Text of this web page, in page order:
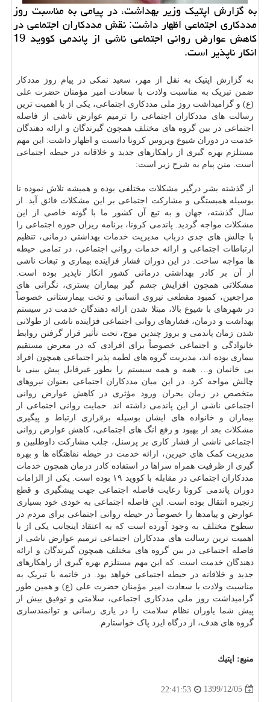
به گزارش اپتیک وزیر بهداشت، در پیامی به مناسبت روز
مددکاری اجتماعی اظهار داشت: نقش مددکاران اجتماعی در
کاهش عوارض روانی اجتماعی ناشی از پاندمی کووید 19
انکار ناپذیر است.
به گزارش اپتیک به نقل از مهر، سعید نمکی در پیام روز مددکار
ضمن تبریک به مناسبت ولادت با سعادت امیر مؤمنان حضرت علی
(ع) و گرامیداشت روز ملی مددکاری اجتماعی، یکی از با اهمیت ترین
رسالت های مددکاران اجتماعی را ترمیم عوارض ناشی از فاصله
اجتماعی در بین گروه های مختلف همچون گیرندگان و ارائه دهندگان
خدمت در دوران شیوع ویروس کرونا دانست و اظهار داشت: این مهم
مستلزم بهره گیری از راهکارهای جدید و خلاقانه در حیطه اجتماعی
است. متن پیام به شرح زیر است:
از گذشته بشر درگیر مشکلات مختلفی بوده و همیشه تلاش نموده تا
بوسیله همبستگی و مشارکت اجتماعی بر این مشکلات فائق آید. از
سال گذشته، جهان و به تبع آن کشور ما با گونه خاصی از این
مشکلات مواجه گردید. پاندمی کرونا، برنامه ریزان حوزه اجتماعی را
با چالش های جدی درباب مدیریت خدمات بهداشتی درمانی، تنظیم
ارتباطات اجتماعی و ارائه خدمات روانی اجتماعی، در تمامی حیطه
ها مواجه ساخت. در این دوران فشار فزاینده بیماری و تبعات ناشی
از آن بر کادر بهداشتی درمانی کشور انکار ناپذیر بوده است.
مشکلاتی همچون افزایش چشم گیر بیماران بستری، نگرانی های
مراجعین، کمبود مقطعی نیروی انسانی و تخت بیمارستانی خصوصاً
در شهرهای با شیوع بالا، مبتلا شدن ارائه دهندگان خدمت در سیستم
بهداشت و درمان، فشارهای روانی اجتماعی فزاینده ناشی از طولانی
شدن زمان پاندمی و بروز چندین موج، تحت تأثیر قرار گرفتن روابط
خانوادگی و اجتماعی خصوصاً برای افرادی که در معرض مستقیم
بیماری بوده اند، مدیریت گروه های لطمه پذیر اجتماعی همچون افراد
بی خانمان و… همه و همه سیستم را بطور غیرقابل پیش بینی با
چالش مواجه کرد. در این میان مددکاران اجتماعی بعنوان نیروهای
متخصص در زمان بحران ورود مؤثری در کاهش عوارض روانی
اجتماعی ناشی از این پاندمی داشته اند. حمایت روانی اجتماعی از
بیماران و خانواده های ایشان بوسیله برقراری ارتباط و پیگیری
مشکلات بعد از بهبود و رفع انگ های اجتماعی، کاهش عوارض روانی
اجتماعی ناشی از فشار کاری بر پرسنل، جلب مشارکت داوطلبین و
مدیریت کمک های خیرین، ارائه خدمت در حیطه نقاهتگاه ها و بهره
گیری از ظرفیت همراه سراها در استفاده کادر درمان همچون خدمات
مددکاران اجتماعی در مقابله با کووید ۱۹ بوده است. یکی از الزامات
دوران پاندمی کرونا رعایت فاصله اجتماعی جهت پیشگیری و قطع
زنجیره انتقال بوده است. این فاصله اجتماعی به خودی خود بسیاری
عوارض و پیامدها را خصوصاً در حیطه روانی اجتماعی برای مردم در
سطوح مختلف به وجود آورده است که به اعتقاد اینجانب یکی از با
اهمیت ترین رسالت های مددکاران اجتماعی ترمیم عوارض ناشی از
فاصله اجتماعی در بین گروه های مختلف همچون گیرندگان و ارائه
دهندگان خدمت است. که این مهم مستلزم بهره گیری از راهکارهای
جدید و خلاقانه در حیطه اجتماعی خواهد بود. در خاتمه با تبریک به
مناسبت ولادت با سعادت امیر مؤمنان حضرت علی (ع) و همین طور
گرامیداشت روز ملی مددکاری اجتماعی، سلامتی و توفیق بیش از
پیش شما یاوران نظام سلامت را در یاری رسانی و توانمندسازی
گروه های هدف، از درگاه ایزد پاک خواستارم.
منبع: اپتیك
1399/12/05
22:41:53